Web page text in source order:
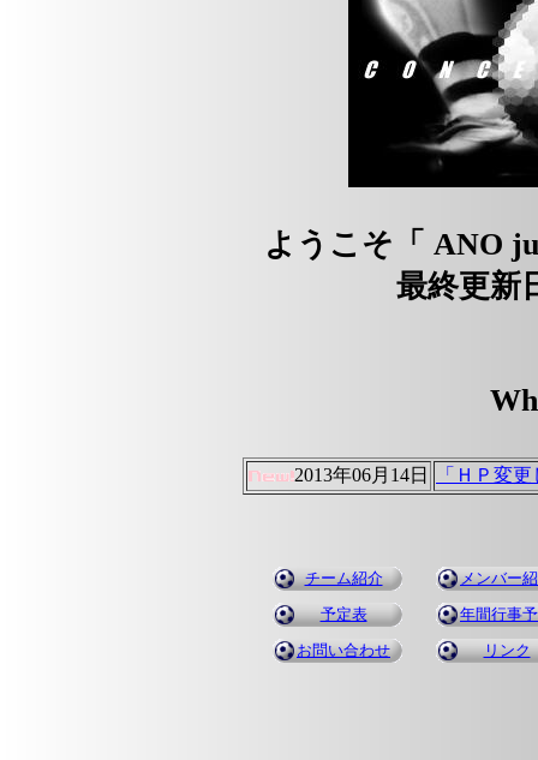
ようこそ「 ANO
最終更新
2013年06月14日 「ＨＰ変
チーム紹介
メンバー
予定表
年間行事
お問い合わせ
リンク